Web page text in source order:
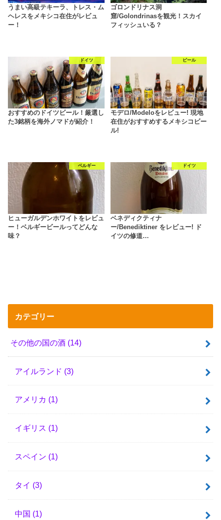
うまい高級テキーラ、トレス・ム
ヘレスをメキシコ在住がレビュ
ー！
ゴロンドリナス洞
窟/Golondrinasを観光！スカイ
フィッシュいる？
ドイツ
おすすめのドイツビール！厳選し
た3銘柄を海外ノマドが紹介！
ビール
モデロ/Modeloをレビュー! 現地
在住がおすすめするメキシコビー
ル!
ベルギー
ヒューガルデンホワイトをレビュ
ー！ベルギービールってどんな
味？
ドイツ
ベネディクティナ
ー/Benediktiner をレビュー! ド
イツの修道…
カテゴリー
その他の国の酒 (14)
アイルランド (3)
アメリカ (1)
イギリス (1)
スペイン (1)
タイ (3)
中国 (1)